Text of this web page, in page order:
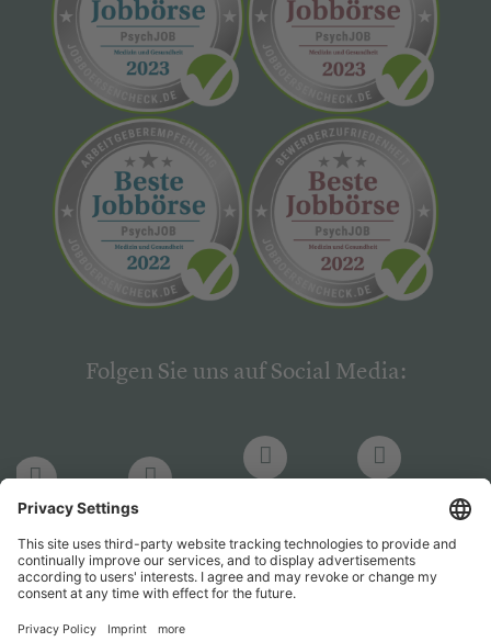
Folgen Sie uns auf Social Media:
LinkedIn
PsychJOB PsychJOB
Hogrefe
Verlag
Hogrefe
Verlag